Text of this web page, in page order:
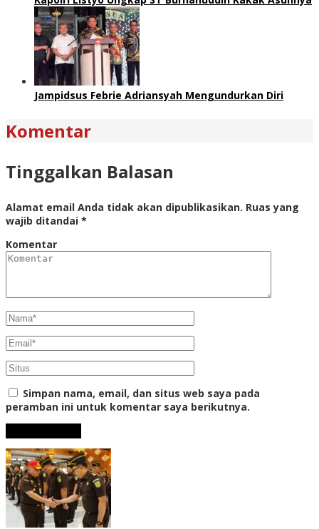
Jampidsus Febrie Adriansyah Mengundurkan Diri
Komentar
Tinggalkan Balasan
Alamat email Anda tidak akan dipublikasikan. Ruas yang
wajib ditandai *
Komentar
Simpan nama, email, dan situs web saya pada
peramban ini untuk komentar saya berikutnya.